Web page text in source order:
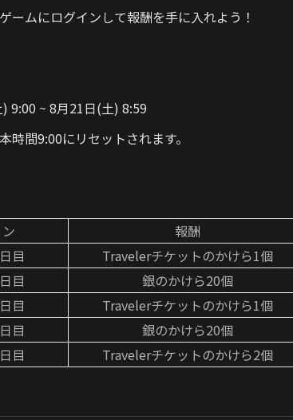
ームにログインして報酬を手に入れよう！
9:00 ~ 8月21日(土) 8:59
時間9:00にリセットされます。
報酬
目
Travelerチケットのかけら1個
目
銀のかけら20個
目
Travelerチケットのかけら1個
目
銀のかけら20個
目
Travelerチケットのかけら2個